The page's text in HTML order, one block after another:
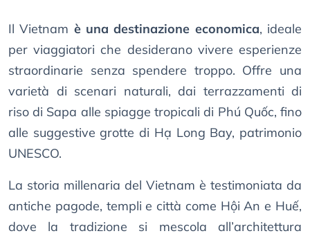
Il Vietnam è una destinazione economica, ideale
per viaggiatori che desiderano vivere esperienze
straordinarie senza spendere troppo. Offre una
varietà di scenari naturali, dai terrazzamenti di
riso di Sapa alle spiagge tropicali di Phú Quốc, fino
alle suggestive grotte di Hạ Long Bay, patrimonio
UNESCO.
La storia millenaria del Vietnam è testimoniata da
antiche pagode, templi e città come Hội An e Huế,
dove la tradizione si mescola all’architettura